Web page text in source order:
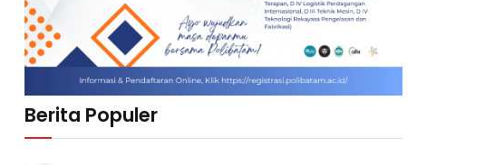
Berita Populer